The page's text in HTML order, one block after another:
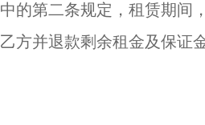
中的第二条规定，租赁期间
乙方并退款剩余租金及保证